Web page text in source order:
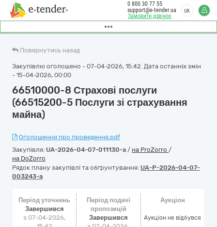
Замовити дзвінок
0 800 30 77 55
support@e-tender.ua
UK
Повернутись назад
Закупівлю оголошено - 07-04-2026, 15:42. Дата останніх змін
- 15-04-2026, 00:00
66510000-8 Страхові послуги
(66515200-5 Послуги зі страхування
майна)
Оголошення про проведення.pdf
Закупівля: UA-2026-04-07-011130-a / на ProZorro /
на DoZorro
Рядок плану закупівлі та обґрунтування: UA-P-2026-04-07-
003243-a
Період уточнень
Завершився
з 07-04-2026,
Період подачі
пропозицій
Завершився
Аукціон
Аукціон не відбувся